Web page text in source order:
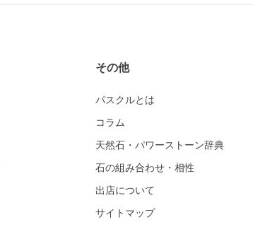
その他
パスクルとは
コラム
天然石・パワーストーン辞典
石の組み合わせ・相性
出店について
サイトマップ